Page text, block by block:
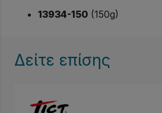
13934-150 (150g)
Δείτε επίσης